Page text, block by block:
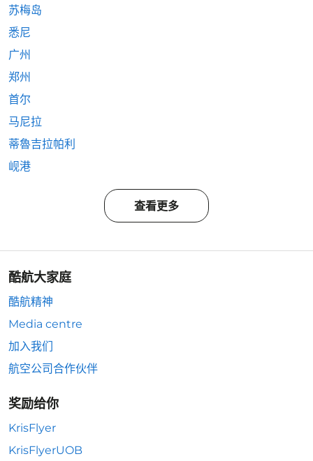
苏梅岛
悉尼
广州
郑州
首尔
马尼拉
蒂魯吉拉帕利
岘港
查看更多
酷航大家庭
酷航精神
Media centre
加入我们
航空公司合作伙伴
奖励给你
KrisFlyer
KrisFlyerUOB